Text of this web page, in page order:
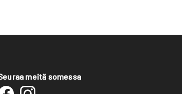
meitä somessa